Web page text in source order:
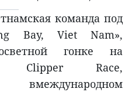
команда под
Bay, Viet Nam»,
гонке на
Clipper Race,
вмеждународном